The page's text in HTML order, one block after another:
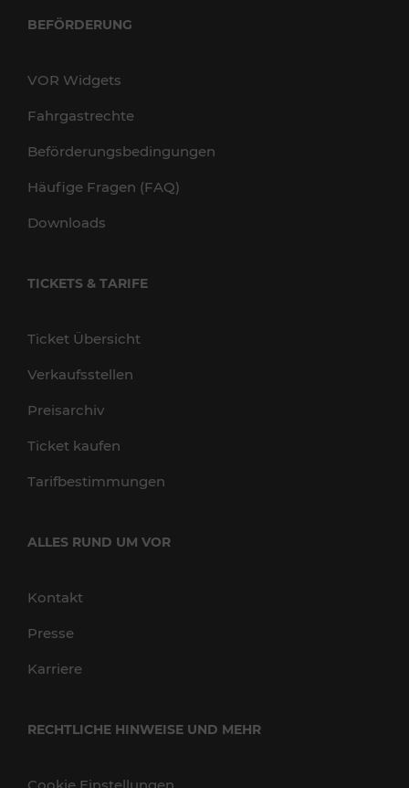
BEFÖRDERUNG
VOR Widgets
Fahrgastrechte
Beförderungsbedingungen
Häufige Fragen (FAQ)
Downloads
TICKETS & TARIFE
Ticket Übersicht
Verkaufsstellen
Preisarchiv
Ticket kaufen
Tarifbestimmungen
ALLES RUND UM VOR
Kontakt
Presse
Karriere
RECHTLICHE HINWEISE UND MEHR